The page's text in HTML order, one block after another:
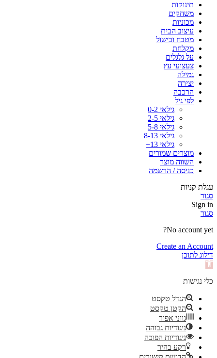
תינוקות
משחקים
מכוניות
עיצוב הבית
מטבח ובישול
מקלחת
על גלגלים
צעצועי עץ
גמילה
יצירה
הרכבה
לפי גיל
גילאי 0-2
גילאי 2-5
גילאי 5-8
גילאי 8-13
גילאי 13+
מוצרים שמורים
השווה מוצר
כניסה / הרשמה
עגלת קניות
סגור
Sign in
סגור
No account yet?
Create an Account
דילוג לתוכן
פתח
נגישות
כלי נגישות
הגדל טקסט
הקטן טקסט
גווני אפור
ניגודיות גבוהה
ניגודיות הפוכה
רקע בהיר